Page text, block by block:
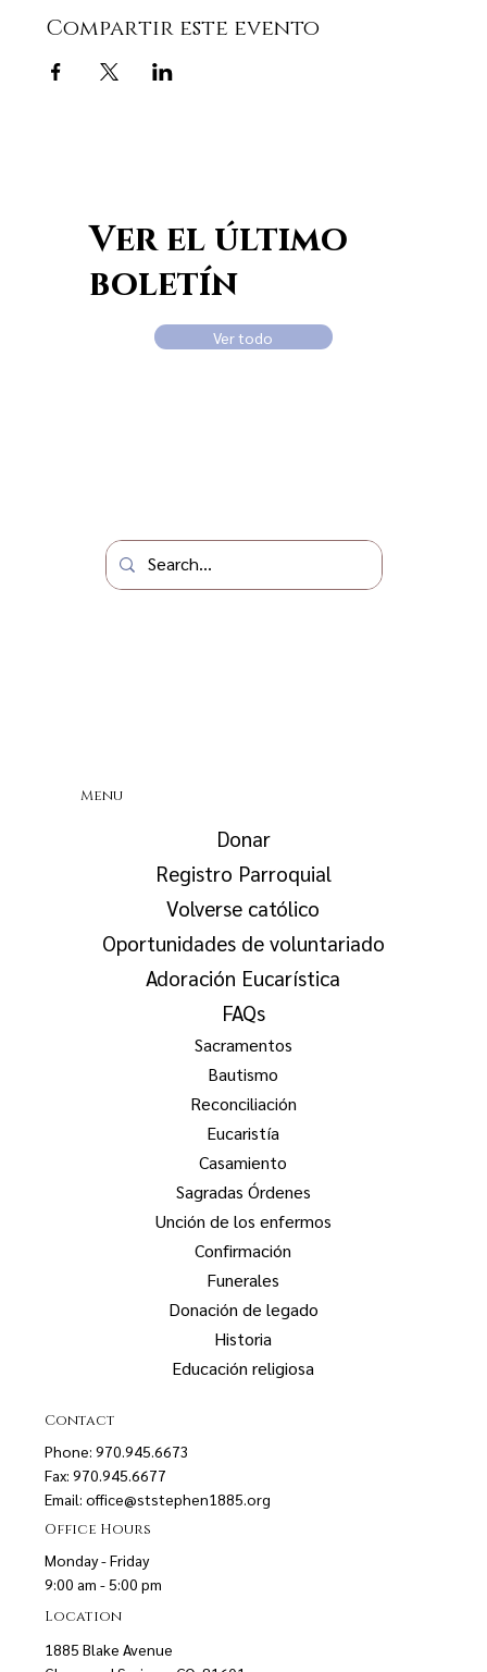
Compartir este evento
Ver el último
boletín
Ver todo
Menu
Donar
Registro Parroquial
Volverse católico
Oportunidades de voluntariado
Adoración Eucarística
FAQs
Sacramentos
Bautismo
Reconciliación
Eucaristía
Casamiento
Sagradas Órdenes
Unción de los enfermos
Confirmación
Funerales
Donación de legado
Historia
Educación religiosa
Contact
Phone: 970.945.6673
Fax: 970.945.6677
Email:office@ststephen1885.org
Office Hours
Monday - Friday
9:00 am - 5:00 pm
Location
1885 Blake Avenue